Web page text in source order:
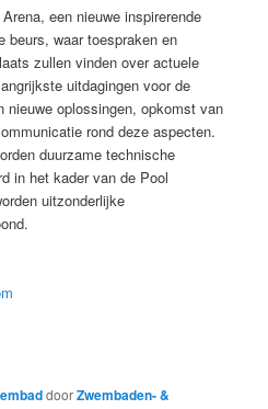
een nieuwe inspirerende
beurs, waar toespraken en
zullen vinden over actuele
uitdagingen voor de
nieuwe oplossingen, opkomst van
rond deze aspecten.
duurzame technische
in het kader van de Pool
uitzonderlijke
doorZwembaden- &